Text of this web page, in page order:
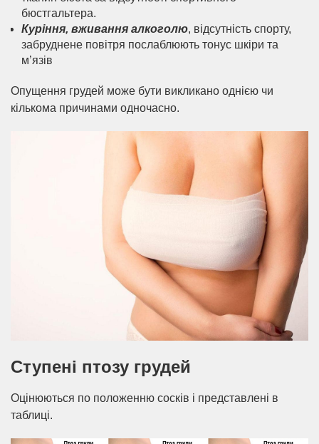
бюстгальтера.
Куріння, вживання алкоголю, відсутність спорту,
забруднене повітря послаблюють тонус шкіри та
м’язів
Опущення грудей може бути викликано однією чи
кількома причинами одночасно.
Ступені птозу грудей
Оцінюються по положенню сосків і представлені в
таблиці.